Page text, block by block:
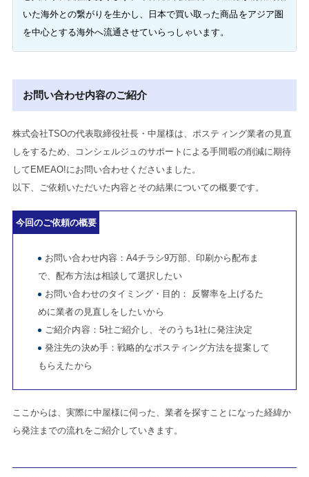
いた海外との繋がりを生かし、日本で買い取った商品をアジア圏
を中心とする海外へ流通させていらっしゃいます。
お問い合わせ内容のご紹介
株式会社TSOの代表取締役社長・中屋様は、ポスティング業者の見直
しをするため、コンシェルジュのサポートによる手間暇の削減に期待
してEMEAO!にお問い合わせくださいました。
以下、ご依頼いただいた内容とその結果についての概要です。
今回のご依頼の概要
お問い合わせ内容：A4チラシ9万部、印刷から配布ま
で、配布方法は相談して選択したい
お問い合わせのタイミング・目的： 反響率を上げるた
めに業者の見直しをしたいから
ご紹介内容：5社ご紹介し、そのうち1社に発注決定
発注先の決め手：戦略的なポスティング方法を提案して
もらえたから
ここからは、実際に中屋様に伺った、業者を探すことになった経緯か
ら発注までの流れをご紹介していきます。